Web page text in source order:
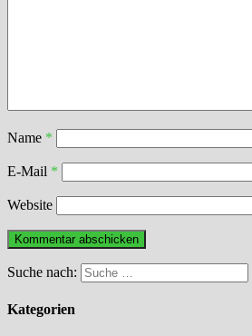
Name *
E-Mail *
Website
Suche nach:
Kategorien